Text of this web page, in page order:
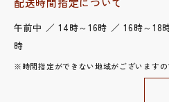
午前中 ／ 14時～16時 ／ 16時～18
時
※時間指定ができない地域がございますの